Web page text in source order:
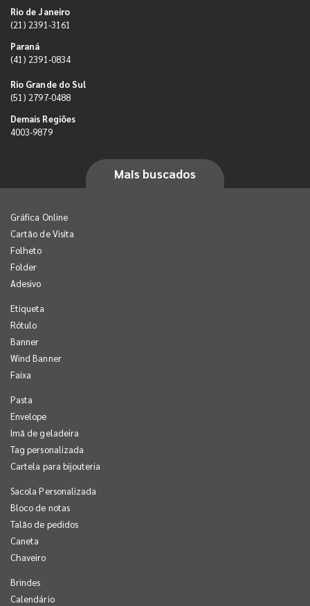
Rio de Janeiro
(21) 2391-3161
Paraná
(41) 2391-0834
Rio Grande do Sul
(51) 2797-0488
Demais Regiões
4003-9879
Mais buscados
Gráfica Online
Cartão de Visita
Folheto
Folder
Adesivo
Etiqueta
Rótulo
Banner
Wind Banner
Faixa
Pasta
Envelope
Imã de geladeira
Tag personalizada
Cartela para bijouteria
Sacola Personalizada
Bloco de notas
Talão de pedidos
Caneta
Chaveiro
Brindes
Calendário